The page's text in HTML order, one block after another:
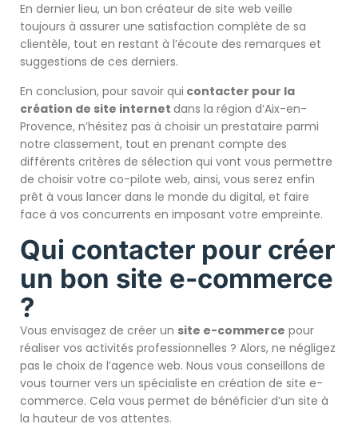
En dernier lieu, un bon créateur de site web veille
toujours à assurer une satisfaction complète de sa
clientèle, tout en restant à l’écoute des remarques et
suggestions de ces derniers.
En conclusion, pour savoir qui contacter pour la
création de site internet dans la région d’Aix-en-
Provence, n’hésitez pas à choisir un prestataire parmi
notre classement, tout en prenant compte des
différents critères de sélection qui vont vous permettre
de choisir votre co-pilote web, ainsi, vous serez enfin
prêt à vous lancer dans le monde du digital, et faire
face à vos concurrents en imposant votre empreinte.
Qui contacter pour créer
un bon site e-commerce
?
Vous envisagez de créer un site e-commerce pour
réaliser vos activités professionnelles ? Alors, ne négligez
pas le choix de l’agence web. Nous vous conseillons de
vous tourner vers un spécialiste en création de site e-
commerce. Cela vous permet de bénéficier d’un site à
la hauteur de vos attentes.